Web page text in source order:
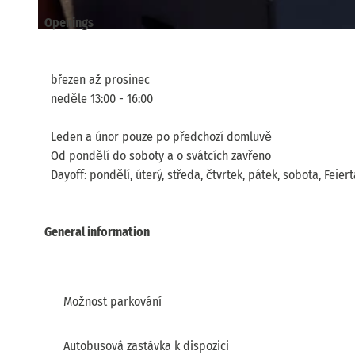
Openings
březen až prosinec
neděle 13:00 - 16:00
Leden a únor pouze po předchozí domluvě
Od pondělí do soboty a o svátcích zavřeno
Dayoff: pondělí, úterý, středa, čtvrtek, pátek, sobota,
General information
Možnost parkování
Autobusová zastávka k dispozici